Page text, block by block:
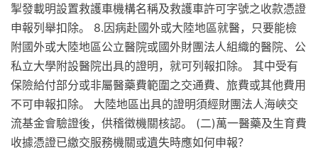
掣發載明設置救護車機構名稱及救護車許可字號之收款憑證
申報列舉扣除。 8.因病赴國外或大陸地區就醫，只要能檢
附國外或大陸地區公立醫院或國外財團法人組織的醫院、公
私立大學附設醫院出具的證明，就可列報扣除。 其中受有
保險給付部分或非屬醫藥費範圍之交通費、旅費或其他費用
不可申報扣除。 大陸地區出具的證明須經財團法人海峽交
流基金會驗證後，供稽徵機關核認。 (二)萬一醫藥及生育費
收據憑證已繳交服務機關或遺失時應如何申報？